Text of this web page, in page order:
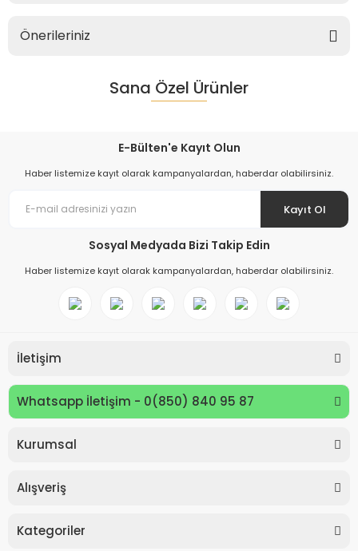
Önerileriniz
Sana Özel Ürünler
E-Bülten'e Kayıt Olun
Haber listemize kayıt olarak kampanyalardan, haberdar olabilirsiniz.
Kayıt Ol
Sosyal Medyada Bizi Takip Edin
Haber listemize kayıt olarak kampanyalardan, haberdar olabilirsiniz.
İletişim
Whatsapp İletişim - 0(850) 840 95 87
Kurumsal
Alışveriş
Kategoriler